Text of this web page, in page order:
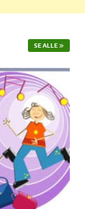
SE ALLE